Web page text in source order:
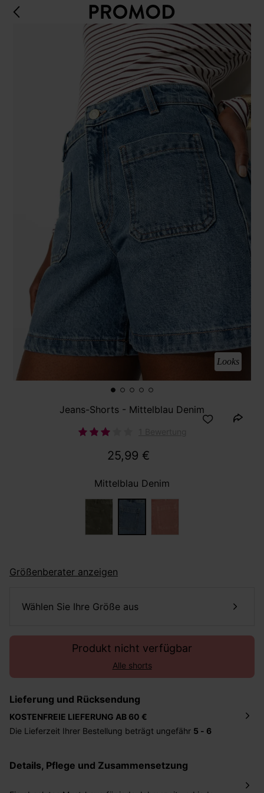
Looks
Jeans-Shorts - Mittelblau Denim
25,99 €
Mittelblau Denim
Größenberater anzeigen
Wählen Sie Ihre Größe aus
Produkt nicht verfügbar
Alle shorts
Lieferung und Rücksendung
KOSTENFREIE LIEFERUNG AB 60 €
Die Lieferzeit Ihrer Bestellung beträgt ungefähr 5 - 6
betragen 2,95 Euro bei einem Bestellwert von unter 60
Details, Pflege und Zusammensetzung